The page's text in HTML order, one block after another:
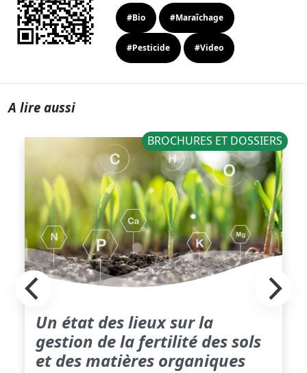
#Bio #Maraîchage
#Pesticide #Video
A lire aussi
BROCHURES ET DOSSIERS
Un état des lieux sur la
gestion de la fertilité des sols
et des matières organiques